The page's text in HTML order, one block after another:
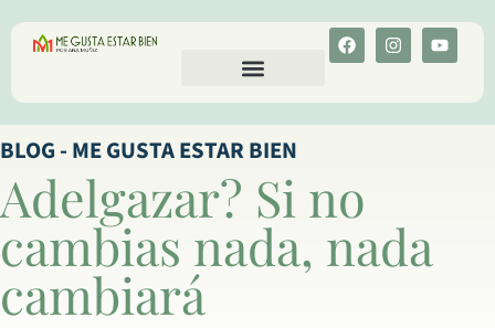
BLOG - ME GUSTA ESTAR BIEN
Adelgazar? Si no
cambias nada, nada
cambiará